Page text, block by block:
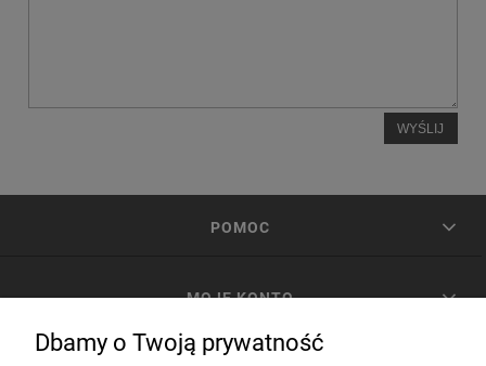
WYŚLIJ
POMOC
MOJE KONTO
Dbamy o Twoją prywatność